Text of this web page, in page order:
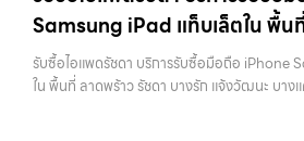
ทุกช่วงเวลา อุปกรณ์ที่คุณใช้แล้วอาจกลายเป็นข
ไม่ใช้แล้วให้กลายเป็นเงินสดได้ทันที ด้วยบริการ
รับซื้อมือถือ, รับซื้อโทรศัพท์, รับซื้อโน๊ตบุ๊ค, รับซื้อ
Samsung iPad แท็บเล็ตใน พื้น
บางรัก แจ้งวัฒนะ บางแค วัชรพ
พร้อมจ่ายเงินทันที
รับซื้อไอแพดรัชดา บริการรับซื้อมือถือ iPhone
ใน พื้นที่ ลาดพร้าว รัชดา บางรัก แจ้งวัฒนะ บาง